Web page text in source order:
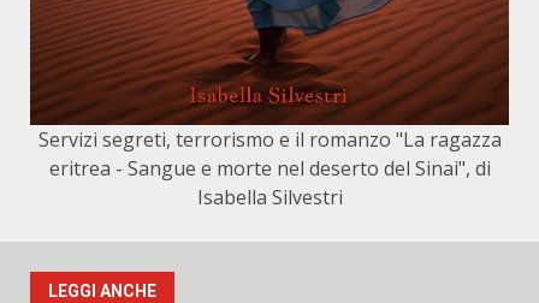
Servizi segreti, terrorismo e il romanzo "La ragazza
eritrea - Sangue e morte nel deserto del Sinai", di
Isabella Silvestri
LEGGI ANCHE